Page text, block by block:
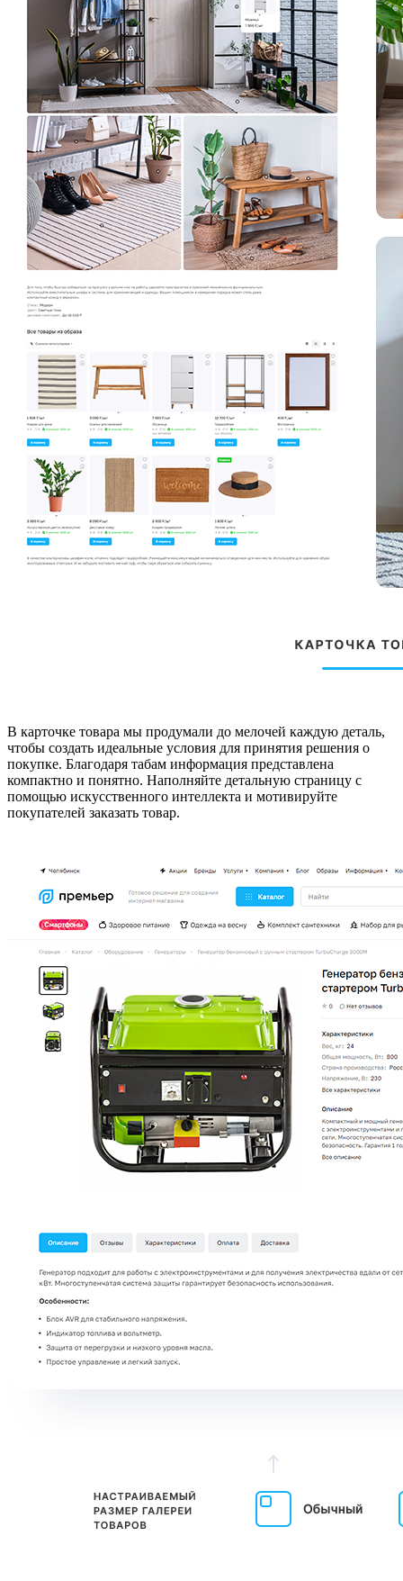
В карточке товара мы продумали до мелочей каждую деталь,
чтобы создать идеальные условия для принятия решения о
покупке. Благодаря табам информация представлена
компактно и понятно. Наполняйте детальную страницу с
помощью искусственного интеллекта и мотивируйте
покупателей заказать товар.